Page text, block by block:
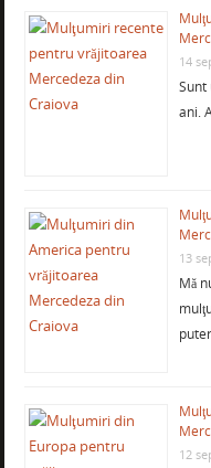
14
Sunt
ani.
13
Mă
12